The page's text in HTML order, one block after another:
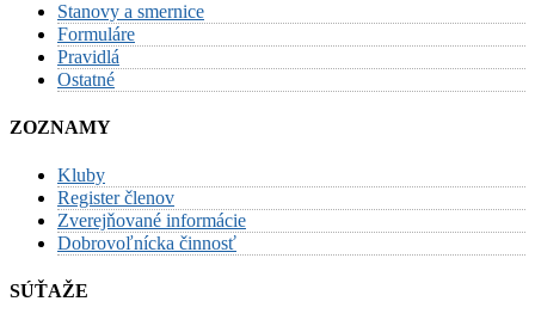
Stanovy a smernice
Formuláre
Pravidlá
Ostatné
ZOZNAMY
Kluby
Register členov
Zverejňované informácie
Dobrovoľnícka činnosť
SÚŤAŽE